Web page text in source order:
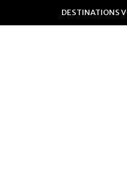
DESTINATIONS